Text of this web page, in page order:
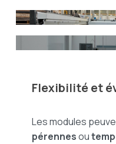
Flexibilité et
Les modules
pérennesou